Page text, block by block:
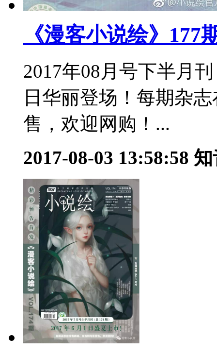
《漫客小说绘》177
2017年08月号下半月
日华丽登场！每期杂
售，欢迎网购！...
2017-08-03 13:58:58